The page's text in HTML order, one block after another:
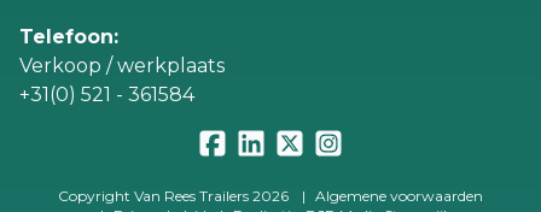
Telefoon:
Verkoop / werkplaats
+31(0) 521 - 361584
Copyright Van Rees Trailers 2026 | Algemene voorwaarden